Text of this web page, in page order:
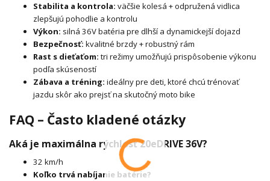
Stabilita a kontrola: väčšie kolesá + odpružená vidlica
zlepšujú pohodlie a kontrolu
Výkon: silná 36V batéria pre dlhší a dynamickejší dojazd
Bezpečnosť: kvalitné brzdy + robustný rám
Rast s dieťaťom: tri režimy umožňujú prispôsobenie výkonu
podľa skúseností
Zábava a tréning: ideálny pre deti, ktoré chcú trénovať
jazdu skôr ako prejsť na skutočný moto bike
FAQ – Často kladené otázky
Aká je maximálna rýchlosť 20eDRIVE 36V?
32 km/h
Koľko trvá nabíjanie batérie?